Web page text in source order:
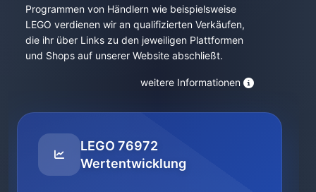
Programmen von Händlern wie beispielsweise
LEGO verdienen wir an qualifizierten Verkäufen,
die ihr über Links zu den jeweiligen Plattformen
und Shops auf unserer Website abschließt.
weitere Informationen
LEGO 76972
Wertentwicklung